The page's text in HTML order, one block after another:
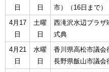
日
日
市）（16日まで）
4月17
日
土曜
日
西滝沢水辺プラザ
式典
4月21
日
水曜
日
香川県高松市議会
長野県飯山市議会